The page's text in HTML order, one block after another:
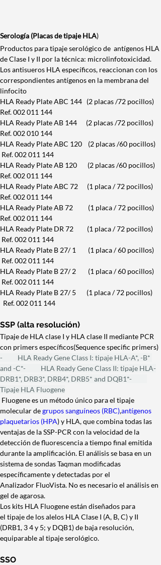
Serología (Placas de tipaje HLA)
Productos para tipaje serológico de  antígenos HLA
de Clase I y II por la técnica: microlinfotoxicidad.
Los antisueros HLA específicos, reaccionan con los
correspondientes antígenos en la membrana del
linfocito
HLA Ready Plate ABC 144   (2 placas /72 pocillos)
Ref. 002 011 144
HLA Ready Plate AB 144      (2 placas /72 pocillos)
Ref. 002 010 144
HLA Ready Plate ABC 120    (2 placas /60 pocillos)
Ref. 002 011 144
HLA Ready Plate AB 120       (2 placas /60 pocillos)
Ref. 002 011 144
HLA Ready Plate ABC 72      (1 placa / 72 pocillos)
Ref. 002 011 144
HLA Ready Plate AB 72          (1 placa / 72 pocillos)
Ref. 002 011 144
HLA Ready Plate DR 72         (1 placa / 72 pocillos)
Ref. 002 011 144
HLA Ready Plate B 27/ 1        (1 placa / 60 pocillos)
Ref. 002 011 144
HLA Ready Plate B 27/ 2        (1 placa / 60 pocillos)
Ref. 002 011 144
HLA Ready Plate B 27/ 5       (1 placa / 72 pocillos)
Ref. 002 011 144
SSP (alta resolución)
Tipaje de HLA clase I y HLA clase II mediante PCR
con primers específicos(Sequence specific primers)
-          HLA Ready Gene Class I: tipaje HLA-A*, -B*
and -C*-          HLA Ready Gene Class II: tipaje HLA-
DRB1*, DRB3*, DRB4*, DRB5* and DQB1*-
Tipaje HLA Fluogene
Fluogene es un método único para el tipaje
molecular de grupos sanguíneos (RBC),antígenos
plaquetarios (HPA) y HLA, que combina todas las
ventajas de la SSP-PCR con la velocidad de la
detección de fluorescencia a tiempo final emitida
durante la amplificación. El análisis se basa en un
sistema de sondas Taqman modificadas
específicamente y detectadas por el
Analizador FluoVista. No es necesario el análisis en
gel de agarosa.
Los kits HLA Fluogene están diseñados para
el tipaje de los alelos HLA Clase I (A, B, C) y II
(DRB1, 3 4 y 5; y DQB1) de baja resolución,
equiparable al tipaje serológico.
SSO